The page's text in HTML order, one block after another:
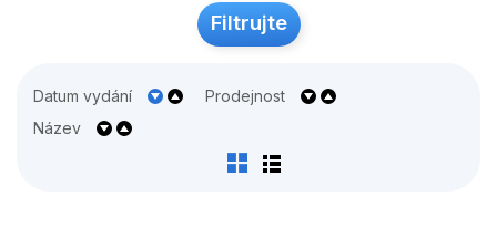
Tipy redakce
Filtrujte
Datum vydání
Prodejnost
Název